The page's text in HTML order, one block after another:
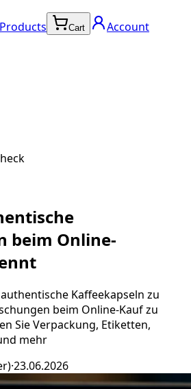
Products Cart
Account
beim Online-
Kaffeekapseln zu
beim Online-Kauf zu
Sie Verpackung, Etiketten,
mehr
)·23.06.2026